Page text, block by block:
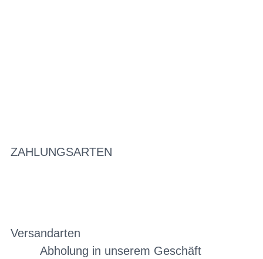
ZAHLUNGSARTEN
Versandarten
Abholung in unserem Geschäft